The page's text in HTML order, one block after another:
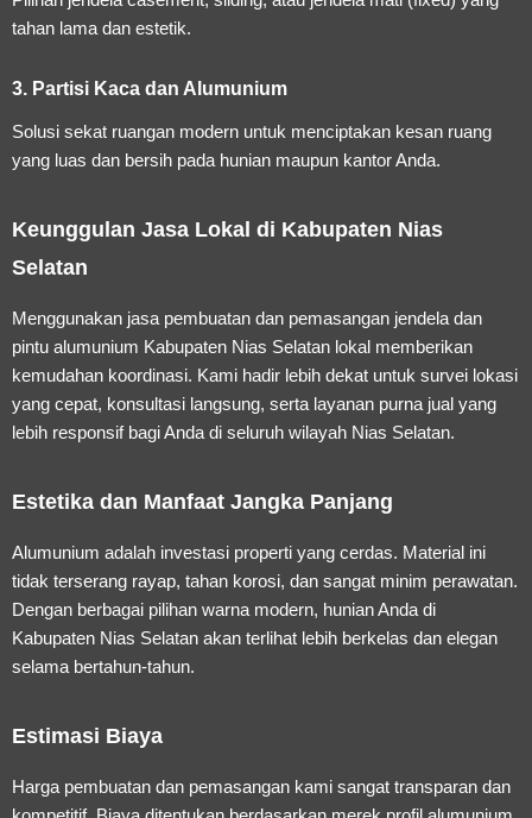
tahan lama dan estetik.
3. Partisi Kaca dan Alumunium
Solusi sekat ruangan modern untuk menciptakan kesan ruang
yang luas dan bersih pada hunian maupun kantor Anda.
Keunggulan Jasa Lokal di Kabupaten Nias
Selatan
Menggunakan jasa pembuatan dan pemasangan jendela dan
pintu alumunium Kabupaten Nias Selatan lokal memberikan
kemudahan koordinasi. Kami hadir lebih dekat untuk survei lokasi
yang cepat, konsultasi langsung, serta layanan purna jual yang
lebih responsif bagi Anda di seluruh wilayah Nias Selatan.
Estetika dan Manfaat Jangka Panjang
Alumunium adalah investasi properti yang cerdas. Material ini
tidak terserang rayap, tahan korosi, dan sangat minim perawatan.
Dengan berbagai pilihan warna modern, hunian Anda di
Kabupaten Nias Selatan akan terlihat lebih berkelas dan elegan
selama bertahun-tahun.
Estimasi Biaya
Harga pembuatan dan pemasangan kami sangat transparan dan